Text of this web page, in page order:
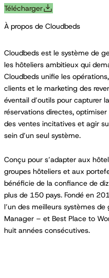
Télécharger
À propos de Cloudbeds
Cloudbeds est le système de
les hôteliers ambitieux qui
Cloudbeds unifie les
clients et le marketing des
éventail d’outils pour capturer
réservations directes,
des ventes incitatives et agir
sein d’un seul système.
Conçu pour s’adapter aux
groupes hôteliers et aux
bénéficie de la confiance de
plus de 150 pays. Fondé en
l’un des meilleurs systèmes
Manager – et Best Place to
huit années consécutives.